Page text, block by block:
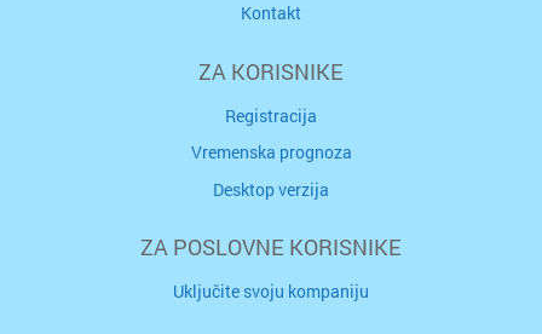
Kontakt
ZA KORISNIKE
Registracija
Vremenska prognoza
Desktop verzija
ZA POSLOVNE KORISNIKE
Uključite svoju kompaniju